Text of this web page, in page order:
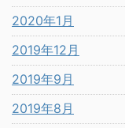
2020年1月
2019年12月
2019年9月
2019年8月